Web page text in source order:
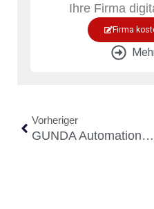
Ihre Firma
Firma
Vorheriger
GUNDA Automation GmbH – Bewegung Im Baukastenprinzip